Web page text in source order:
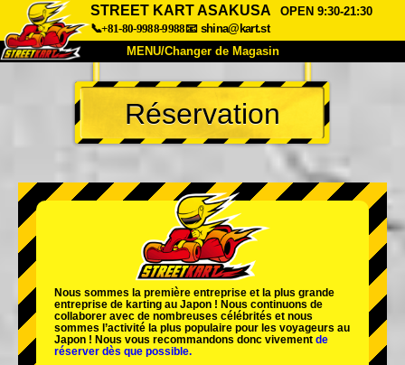
STREET KART ASAKUSA
OPEN 9:30-21:30
📞+81-80-9988-9988📧 shina@kart.st
MENU/Changer de Magasin
ACCUEIL
À Propos Caractéristiques Tarifs
Entreprise Réservation
Changer de Magasin
Tokyo Shinagawa Tokyo Akihabara#1
Tokyo Akihabara#2
Tokyo Shibuya Annexe Baie de Tokyo
Tokyo Asakusa Osaka
Réservation
Nous sommes la première entreprise et la plus grande
entreprise de karting au Japon ! Nous continuons de
collaborer avec de nombreuses célébrités et nous
sommes l’activité la plus populaire pour les voyageurs au
Japon ! Nous vous recommandons donc vivement de
réserver dès que possible.